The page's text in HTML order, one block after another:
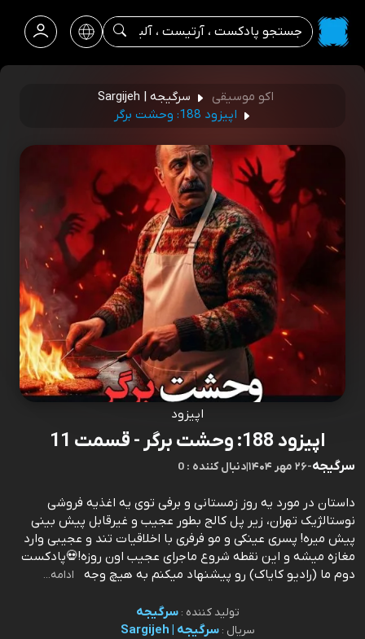
اکو موسیقی
سرگیجه | Sargijeh
اپیزود 188: وحشت برگر
اپیزود
اپیزود 188: وحشت برگر - قسمت 11
سرگیجه-۲۶ مهر ۱۴۰۴ |0 : دنبال کننده
داستان در مورد یه روز زمستانی و برفی توی یه اغذیه فروشی
نوستالژیک تهران، زیر پل کالج بطور عجیب و غیرقابل پیش بینی
پیش میره! پسری عینکی و مو فرفری با اخلاقیات تند و عجیبی وارد
مغازه میشه و این نقطه شروع ماجرای عجیب اون روزه!💀 پادکست
دوم ما (رادیو کایاک) رو پیشنهاد میکنم به هیچ وجه
ادامه...
تولید کننده :سرگیجه
سریال :سرگیجه | Sargijeh